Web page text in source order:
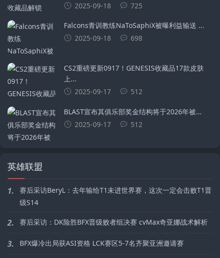
2025-09-18
725
Falcons青训教练NaToSaphiX被曝利益输送 ...
2025-09-18
698
CS2重磅更新0917！GENESIS收藏品17款皮肤
上...
2025-09-17
512
BLAST宣布其俱乐部奖金结构将于2026年被...
2025-09-17
512
英雄联盟
1.
赛后采访BeryL：去年输给T1未进世界赛，这次一定会击败T1晋
级S14
2. 赛后采访：DK险胜BFX晋级败者组决赛 cvMax奇亚娜战术解析
3. BFX爆冷出局获ASI资格 LCK赛区5-7名齐聚亚洲邀请赛